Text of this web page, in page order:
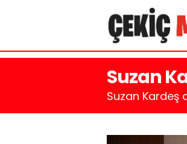
Suzan
Suzan Kardeş